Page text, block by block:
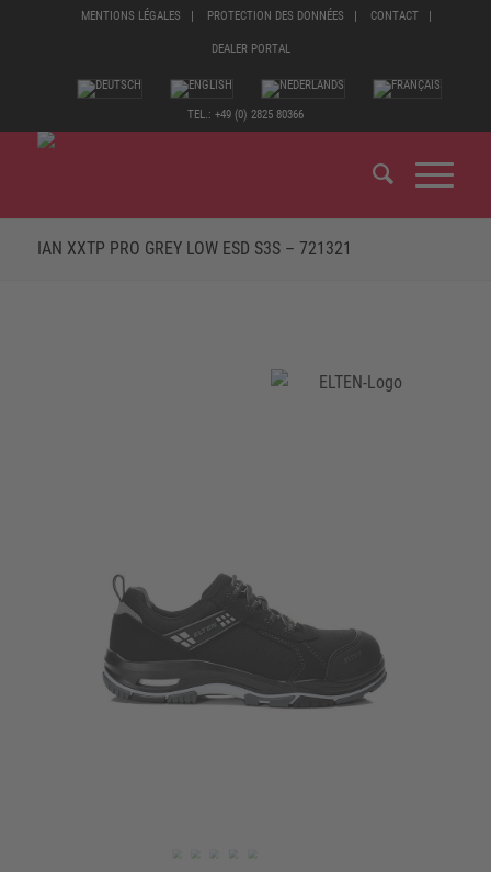
MENTIONS LÉGALES PROTECTION DES DONNÉES CONTACT
DEALER PORTAL
TEL.: +49 (0) 2825 80366
IAN XXTP PRO GREY LOW ESD S3S – 721321